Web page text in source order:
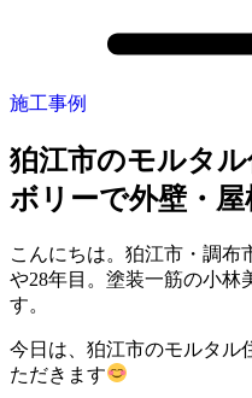
施工事例
狛江市のモルタ
ボリーで外壁・屋
こんにちは。狛江市・調布
や28年目。塗装一筋の小林
す。
今日は、狛江市のモルタル
ただきます